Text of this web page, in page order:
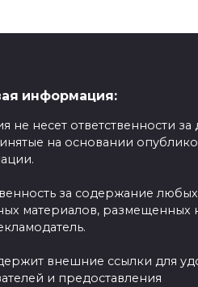
информация:
не несет ответственности за
на основании
за содержание любых
материалов, размещенных
внешние ссылки для
и предоставления